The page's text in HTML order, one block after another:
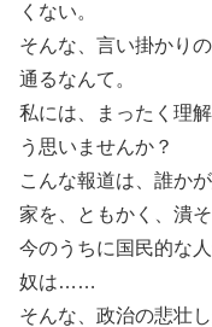
くない。
そんな、言い掛かり
通るなんて。
私には、まったく理
う思いませんか？
こんな報道は、誰か
家を、ともかく、潰そ
今のうちに国民的な
奴は……
そんな、政治の悲壮